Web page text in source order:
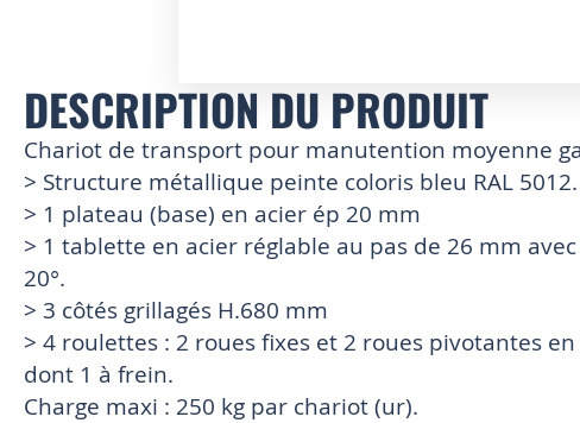
Skip
the
beginning
of
the
images
gallery
DESCRIPTION DU PRODUIT
Chariot de transport pour manutention moyenne
> Structure métallique peinte coloris bleu RAL 5012.
> 1 plateau (base) en acier ép 20 mm
> 1 tablette en acier réglable au pas de 26 mm
20°.
> 3 côtés grillagés H.680 mm
> 4 roulettes : 2 roues fixes et 2 roues pivotantes
dont 1 à frein.
Charge maxi : 250 kg par chariot (ur).